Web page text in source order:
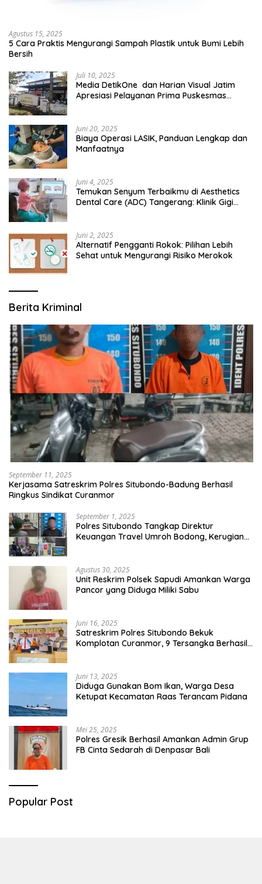
Agustus 15, 2025
5 Cara Praktis Mengurangi Sampah Plastik untuk Bumi Lebih
Bersih
Juli 10, 2025
Media DetikOne dan Harian Visual Jatim
Apresiasi Pelayanan Prima Puskesmas
Juni 20, 2025
Biaya Operasi LASIK, Panduan Lengkap dan
Manfaatnya
Juni 4, 2025
Temukan Senyum Terbaikmu di Aesthetics
Dental Care (ADC) Tangerang: Klinik Gigi
Juni 2, 2025
Alternatif Pengganti Rokok: Pilihan Lebih
Sehat untuk Mengurangi Risiko Merokok
Berita Kriminal
September 11, 2025
Kerjasama Satreskrim Polres Situbondo-Badung Berhasil
Ringkus Sindikat Curanmor
September 1, 2025
Polres Situbondo Tangkap Direktur
Keuangan Travel Umroh Bodong, Kerugian
Agustus 30, 2025
Unit Reskrim Polsek Sapudi Amankan Warga
Pancor yang Diduga Miliki Sabu
Juni 16, 2025
Satreskrim Polres Situbondo Bekuk
Komplotan Curanmor, 9 Tersangka Berhasil
Juni 13, 2025
Diduga Gunakan Bom Ikan, Warga Desa
Ketupat Kecamatan Raas Terancam Pidana
Mei 25, 2025
Polres Gresik Berhasil Amankan Admin Grup
FB Cinta Sedarah di Denpasar Bali
Popular Post